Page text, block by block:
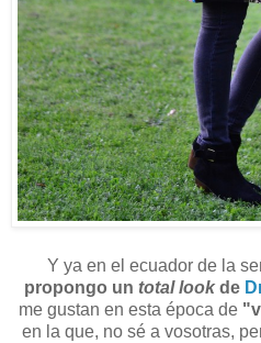
Y ya en el ecuador de la
propongo un total look de
me gustan en esta época de
en la que, no sé a vosotras,